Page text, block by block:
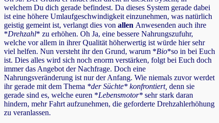
welchem Du dich gerade befindest. Da dieses System gerade dabei
ist eine höhere Umlaufgeschwindigkeit einzunehmen, was natürlich
geistig gemeint ist, verlangt dies von allen Anwesenden auch ihre
*Drehzahl* zu erhöhen. Oh Ja, eine bessere Nahrungszufuhr,
welche vor allem in ihrer Qualität höherwertig ist würde hier sehr
viel helfen. Nun versteht ihr den Grund, warum *Bio*so in bei Euch
ist. Dies alles wird sich noch enorm verstärken, folgt bei Euch doch
immer das Angebot der Nachfrage. Doch eine
Nahrungsveränderung ist nur der Anfang. Wie niemals zuvor werdet
ihr gerade mit dem Thema *der Süchte* konfrontiert, denn sie
gerade sind es, welche euren *Lebensmotor* sehr stark daran
hindern, mehr Fahrt aufzunehmen, die geforderte Drehzahlerhöhung
zu veranlassen.